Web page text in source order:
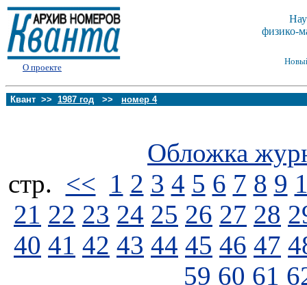
О проекте
физико-
Квант >> 1987 год >> номер 4
Обложка
стp. << 1 2 3 4 5 6 7 8 9
21 22 23 24 25 26 27 28
40 41 42 43 44 45 46 47
59 60 61